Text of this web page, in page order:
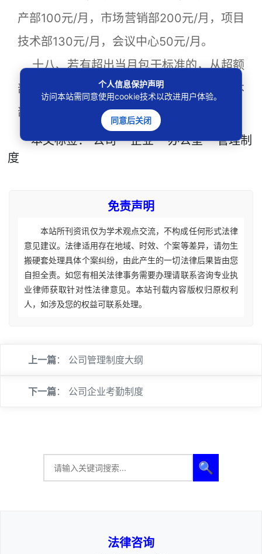
产部100元/月，市场营销部200元/月，项目
技术部130元/月，会议中心50元/月。
十八、若有超出当月包干标准的，从超额
部门的工资中扣出。当月节余部分累计到本
部门下月话费中使用。
本文标签：公司 企业 办公室
管理制
度
免责声明
本站所刊资讯仅为学术观点交流，不构成任何形式法律
意见建议。法律适用存在地域、时效、个案等差异，请勿生
搬硬套处理具体个案纠纷，由此产生的一切法律后果皆由您
自担全责。如您有相关法律事务需要办理请联系咨询专业执
业律师获取针对性法律意见。本站刊载内容版权归原权利
人，如涉及您的权益可联系处理。
上一篇： 公司管理制度大纲
下一篇： 公司企业考勤制度
🔍
法律咨询
个人信息保护声明
访问本站需同意使用cookie技术以改进用户体验。
同意后关闭